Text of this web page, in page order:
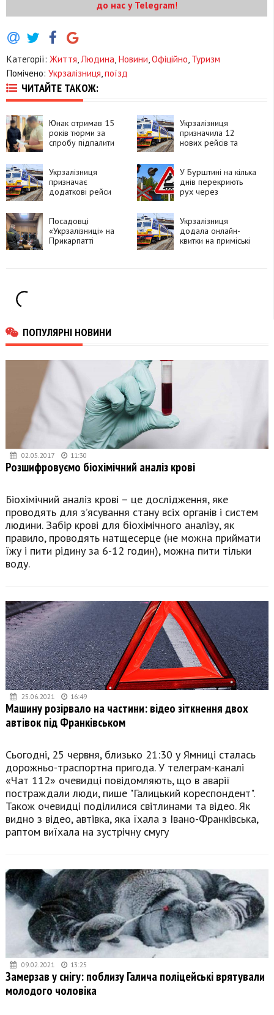
до нас у Telegram!
Категорії: Життя Людина Новини Офіційно Туризм
Помічено: Укрзалізниця поїзд
ЧИТАЙТЕ ТАКОЖ:
Юнак отримав 15
років тюрми за
спробу підпалити
Укрзалізниця
призначила 12
нових рейсів та
Карпат
Укрзалізниця
призначає
додаткові рейси
У Бурштині на кілька
днів перекриють
рух через
Посадовці
«Укрзалізниці» на
Прикарпатті
Укрзалізниця
додала онлайн-
квитки на приміські
ПОПУЛЯРНІ НОВИНИ
02.05.2017 11:30
Розшифровуємо біохімічний аналіз крові
Біохімічний аналіз крові – це дослідження, яке
проводять для з’ясування стану всіх органів і систем
людини. Забір крові для біохімічного аналізу, як
правило, проводять натщесерце (не можна приймати
їжу і пити рідину за 6-12 годин), можна пити тільки
воду.
25.06.2021 16:49
Машину розірвало на частини: відео зіткнення двох
автівок під Франківськом
Сьогодні, 25 червня, близько 21:30 у Ямниці сталась
дорожньо-траспортна пригода. У телеграм-каналі
«Чат 112» очевидці повідомляють, що в аварії
постраждали люди, пише "Галицький кореспондент".
Також очевидці поділилися світлинами та відео. Як
видно з відео, автівка, яка їхала з Івано-Франківська,
раптом виїхала на зустрічну смугу
09.02.2021 13:25
Замерзав у снігу: поблизу Галича поліцейські врятували
молодого чоловіка